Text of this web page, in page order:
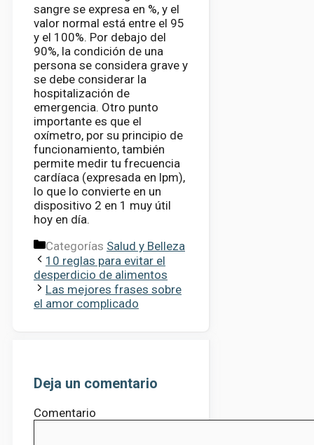
sangre se expresa en %, y el
valor normal está entre el 95
y el 100%. Por debajo del
90%, la condición de una
persona se considera grave y
se debe considerar la
hospitalización de
emergencia. Otro punto
importante es que el
oxímetro, por su principio de
funcionamiento, también
permite medir tu frecuencia
cardíaca (expresada en lpm),
lo que lo convierte en un
dispositivo 2 en 1 muy útil
hoy en día.
Categorías Salud y Belleza
10 reglas para evitar el
desperdicio de alimentos
Las mejores frases sobre
el amor complicado
Deja un comentario
Comentario